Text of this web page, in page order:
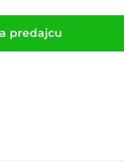
predajcu